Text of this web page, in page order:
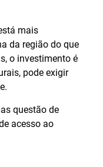
mais
da região do que
o investimento é
pode exigir
questão de
acesso ao